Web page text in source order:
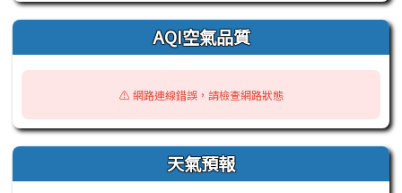
AQI空氣品質
⚠️ 網路連線錯誤，請檢查網路狀態
天氣預報